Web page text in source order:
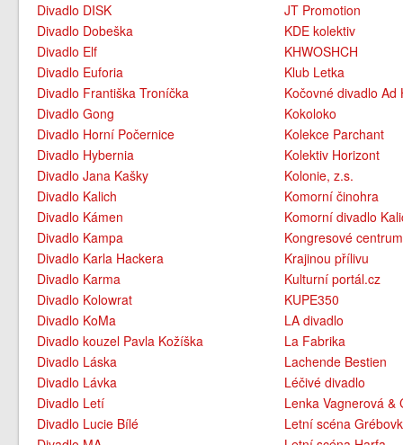
Divadlo DISK
Divadlo Dobeška
Divadlo Elf
Divadlo Euforia
Divadlo Františka Troníčka
Divadlo Gong
Divadlo Horní Počernice
Divadlo Hybernia
Divadlo Jana Kašky
Divadlo Kalich
Divadlo Kámen
Divadlo Kampa
Divadlo Karla Hackera
Divadlo Karma
Divadlo Kolowrat
Divadlo KoMa
Divadlo kouzel Pavla Kožíška
Divadlo Láska
Divadlo Lávka
Divadlo Letí
Divadlo Lucie Bílé
JT Promotion
KDE kolektiv
KHWOSHCH
Klub Letka
Kočovné divadlo Ad
Kokoloko
Kolekce Parchant
Kolektiv Horizont
Kolonie, z.s.
Komorní činohra
Komorní divadlo
Kongresové centrum
Krajinou přílivu
Kulturní portál.cz
KUPE350
LA divadlo
La Fabrika
Lachende Bestien
Léčivé divadlo
Lenka Vagnerová &
Letní scéna